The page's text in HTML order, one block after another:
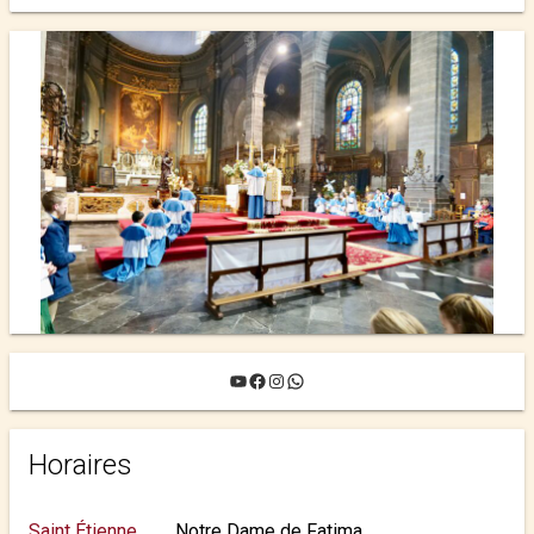
YouTube
Facebook
Instagram
WhatsApp
Horaires